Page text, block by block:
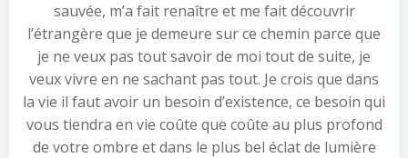
sauvée, m’a fait renaître et me fait découvrir
l’étrangère que je demeure sur ce chemin parce que
je ne veux pas tout savoir de moi tout de suite, je
veux vivre en ne sachant pas tout. Je crois que dans
la vie il faut avoir un besoin d’existence, ce besoin qui
vous tiendra en vie coûte que coûte au plus profond
de votre ombre et dans le plus bel éclat de lumière